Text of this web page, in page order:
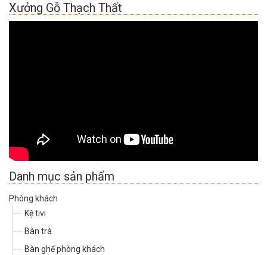
Xưởng Gỗ Thạch Thất
Danh mục sản phẩm
Phòng khách
Kệ tivi
Bàn trà
Bàn ghế phòng khách